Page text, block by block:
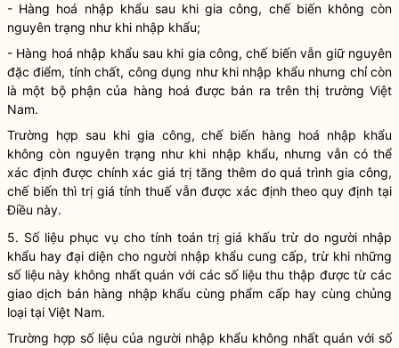
- Hàng hoá nhập khẩu sau khi gia công, chế biến không còn
nguyên trạng như khi nhập khẩu;
- Hàng hoá nhập khẩu sau khi gia công, chế biến vẫn giữ nguyên
đặc điểm, tính chất, công dụng như khi nhập khẩu nhưng chỉ còn
là một bộ phận của hàng hoá được bán ra trên thị trường Việt
Nam.
Trường hợp sau khi gia công, chế biến hàng hoá nhập khẩu
không còn nguyên trạng như khi nhập khẩu, nhưng vẫn có thể
xác định được chính xác giá trị tăng thêm do quá trình gia công,
chế biến thì trị giá tính thuế vẫn được xác định theo quy định tại
Điều này.
5. Số liệu phục vụ cho tính toán trị giá khấu trừ do người nhập
khẩu hay đại diện cho người nhập khẩu cung cấp, trừ khi những
số liệu này không nhất quán với các số liệu thu thập được từ các
giao dịch bán hàng nhập khẩu cùng phẩm cấp hay cùng chủng
loại tại Việt Nam.
Trường hợp số liệu của người nhập khẩu không nhất quán với số